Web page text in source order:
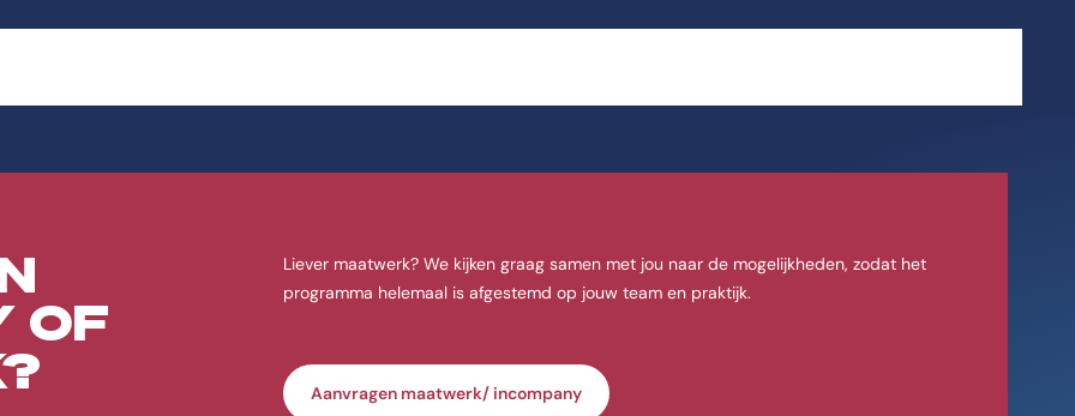
OF
Liever maatwerk? We kijken graag samen met jou naar de mogelijkheden, zodat het
programma helemaal is afgestemd op jouw team en praktijk.
Aanvragen maatwerk/ incompany